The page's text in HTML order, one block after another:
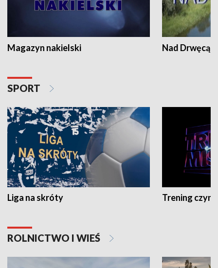
Magazyn nakielski Nad Drwęcą
SPORT
Liga na skróty Trening czyni
ROLNICTWO I WIEŚ